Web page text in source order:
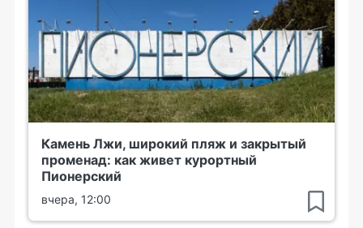
Камень Лжи, широкий пляж и закрытый
променад: как живет курортный
Пионерский
вчера, 12:00